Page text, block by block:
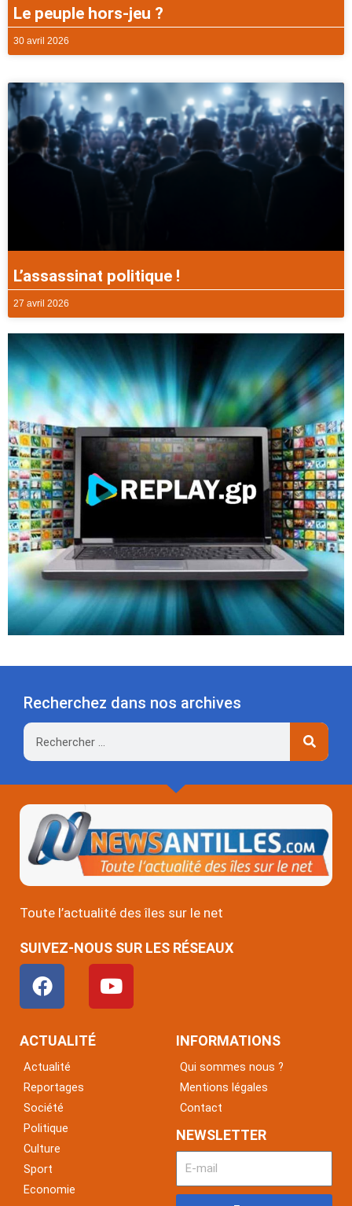
Le peuple hors-jeu ?
30 avril 2026
L’assassinat politique !
27 avril 2026
Recherchez dans nos archives
Rechercher
Toute l’actualité des îles sur le net
SUIVEZ-NOUS SUR LES RÉSEAUX
F
a
c
e
o
o
k
Y
o
u
ACTUALITÉ
Actualité
Reportages
Société
Politique
Culture
Sport
Economie
INFORMATIONS
Qui sommes nous ?
Mentions légales
Contact
NEWSLETTER